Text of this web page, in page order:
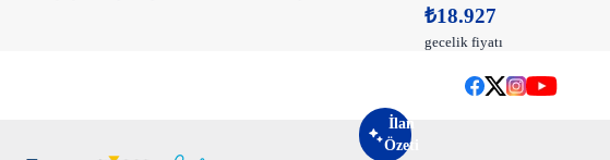
İlan
Özeti
₺18.927
gecelik fiyatı
evlerindeki rahatlığı ve teknolojiyi sunar. Klimalar, Wi-Fi erişimi, uydu TV
ve ferah bir iklime sahip olması, Büyükhasbahçe villalarının tercih edilme
ve Müstakil Yaşam Avantajları